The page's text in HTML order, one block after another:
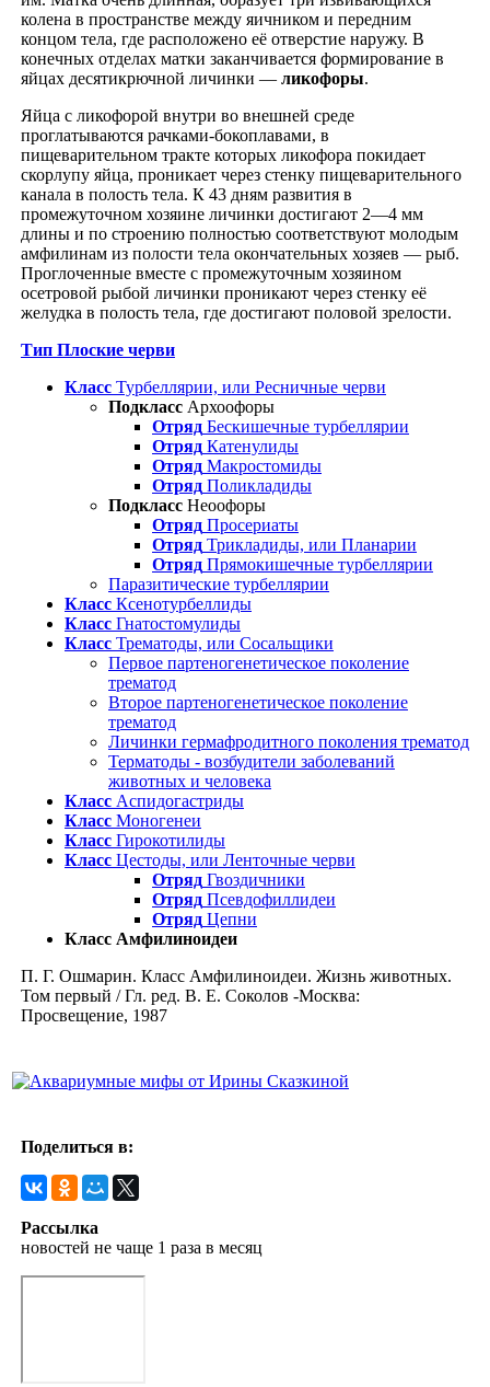
колена в пространстве между яичником и передним
концом тела, где расположено её отверстие наружу. В
конечных отделах матки заканчивается формирование в
яйцах десятикрючной личинки — ликофоры.
Яйца с ликофорой внутри во внешней среде
проглатываются рачками-бокоплавами, в
пищеварительном тракте которых ликофора покидает
скорлупу яйца, проникает через стенку пищеварительного
канала в полость тела. К 43 дням развития в
промежуточном хозяине личинки достигают 2—4 мм
длины и по строению полностью соответствуют молодым
амфилинам из полости тела окончательных хозяев — рыб.
Проглоченные вместе с промежуточным хозяином
осетровой рыбой личинки проникают через стенку её
желудка в полость тела, где достигают половой зрелости.
Тип Плоские черви
Класс Турбеллярии, или Ресничные черви
Подкласс Архоофоры
Отряд Бескишечные турбеллярии
Отряд Катенулиды
Отряд Макростомиды
Отряд Поликладиды
Подкласс Неоофоры
Отряд Просериаты
Отряд Трикладиды, или Планарии
Отряд Прямокишечные турбеллярии
Паразитические турбеллярии
Класс Ксенотурбеллиды
Класс Гнатостомулиды
Класс Трематоды, или Сосальщики
Первое партеногенетическое поколение
трематод
Второе партеногенетическое поколение
трематод
Личинки гермафродитного поколения трематод
Терматоды - возбудители заболеваний
животных и человека
Класс Аспидогастриды
Класс Моногенеи
Класс Гирокотилиды
Класс Цестоды, или Ленточные черви
Отряд Гвоздичники
Отряд Псевдофиллидеи
Отряд Цепни
Класс Амфилиноидеи
П. Г. Ошмарин. Класс Амфилиноидеи. Жизнь животных.
Том первый / Гл. ред. В. Е. Соколов -Москва:
Просвещение, 1987
Поделиться в:
Рассылка
новостей не чаще 1 раза в месяц